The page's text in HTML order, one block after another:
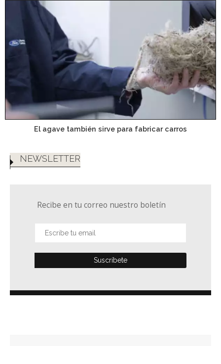
El agave también sirve para fabricar carros
NEWSLETTER
Recibe en tu correo nuestro boletín